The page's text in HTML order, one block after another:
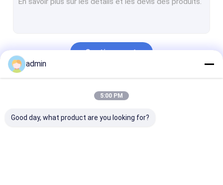
Continuer
admin
5:00 PM
Good day, what product are you looking for?